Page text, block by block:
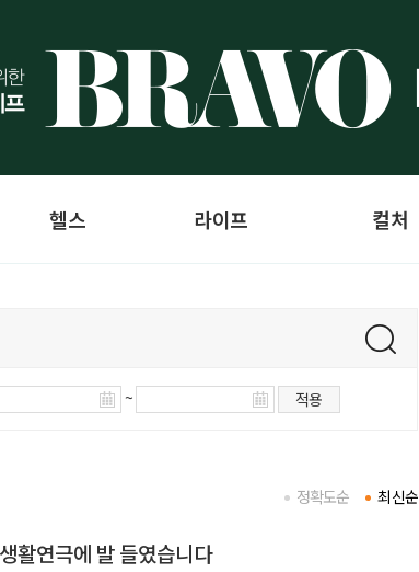
헬스 라이프 컬처
~ 적용
최신순
정확도순
활연극에 발 들였습니다